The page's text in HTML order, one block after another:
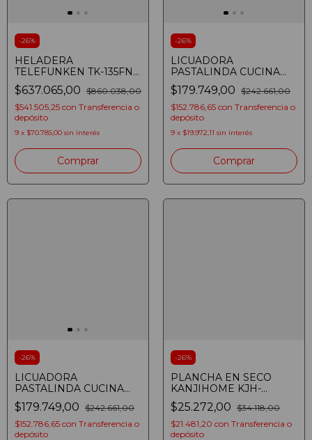
-26%
HELADERA
TELEFUNKEN TK-135FN
135L RETRO NEGRA
$637.065,00 $860.038,00
$541.505,25 con Transferencia o
depósito
9 x $70.785,00 sin interés
-26%
LICUADORA
PASTALINDA CUCINA
FRULLATORE HL-
4005AT ROJA
$179.749,00 $242.661,00
$152.786,65 con Transferencia o
depósito
9 x $19.972,11 sin interés
-26%
LICUADORA
PASTALINDA CUCINA
FRULLATORE HL-
4005AT NEGRA
$179.749,00 $242.661,00
$152.786,65 con Transferencia o
depósito
-26%
PLANCHA EN SECO
KANJIHOME KJH-
PLS1001 1000W
$25.272,00 $34.118,00
$21.481,20 con Transferencia o
depósito